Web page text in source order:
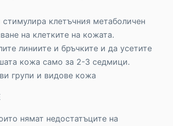
стимулира клетъчния метаболичен
на клетките на кожата.
линиите и бръчките и да усетите
кожа само за 2-3 седмици.
групи и видове кожа
нямат недостатъците на